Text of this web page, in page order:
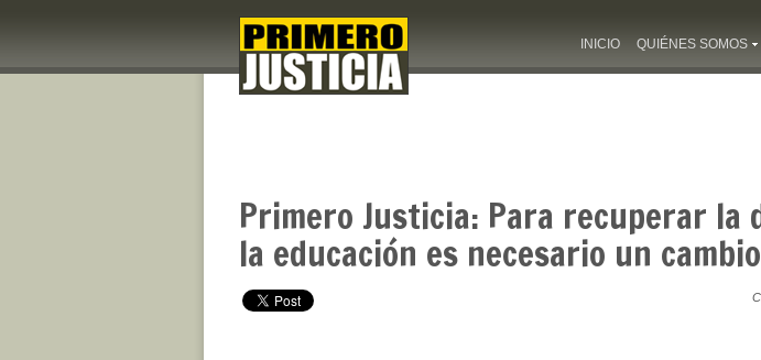
INICIO QUIÉNES SOMOS
Primero Justicia: Para recuperar la
la educación es necesario un